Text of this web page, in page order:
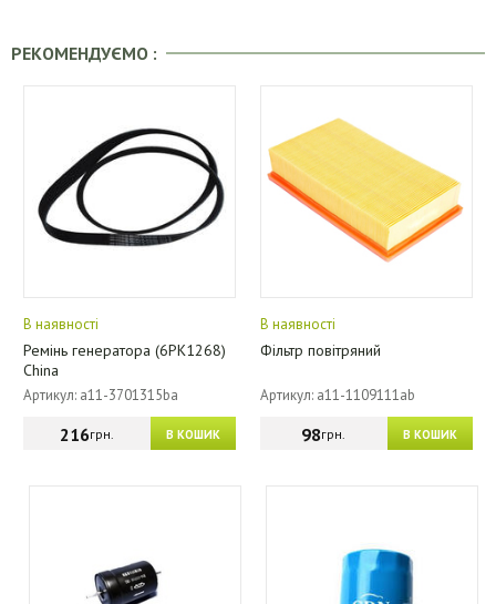
РЕКОМЕНДУЄМО :
В наявності
Ремінь генератора (6PK1268)
China
Артикул: a11-3701315ba
В КОШИК
216грн.
В наявності
Фільтр повітряний
Артикул: a11-1109111ab
В КОШИК
98грн.